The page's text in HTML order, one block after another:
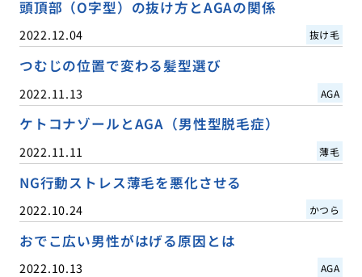
頭頂部（O字型）の抜け方とAGAの関係
2022.12.04 抜け毛
つむじの位置で変わる髪型選び
2022.11.13 AGA
ケトコナゾールとAGA（男性型脱毛症）
2022.11.11 薄毛
NG行動ストレス薄毛を悪化させる
2022.10.24 かつら
おでこ広い男性がはげる原因とは
2022.10.13 AGA